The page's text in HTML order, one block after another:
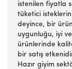
istenilen fiyatla
tüketici
deyince, bir
uygunluğu, iyi
ürünlerinde
bir satış
Hazır giyim